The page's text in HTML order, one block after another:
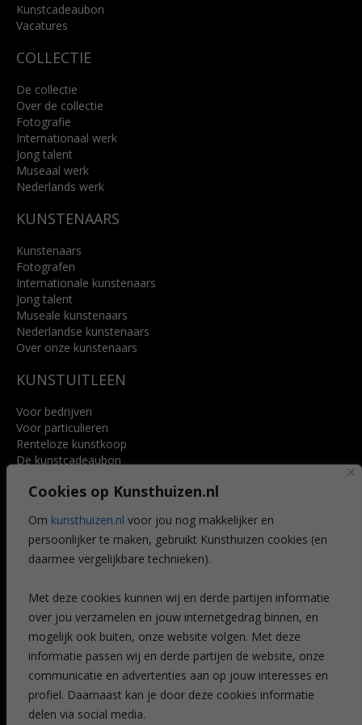
Cookies op Kunsthuizen.nl
Om kunsthuizen.nl voor jou nog makkelijker en
persoonlijker te maken, gebruikt Kunsthuizen cookies (en
daarmee vergelijkbare technieken).
Met deze cookies kunnen wij en derde partijen informatie
over jou verzamelen en jouw internetgedrag binnen, en
mogelijk ook buiten, onze website volgen. Met deze
informatie passen wij en derde partijen de website, onze
communicatie en advertenties aan op jouw interesses en
profiel. Daarnaast kan je door deze cookies informatie
delen via social media.
Lees meer
Kunstcadeaubon
Vacatures
COLLECTIE
De collectie
Over de collectie
Fotografie
Internationaal werk
Jong talent
Museaal werk
Nederlands werk
KUNSTENAARS
Kunstenaars
Fotografen
Internationale kunstenaars
Jong talent
Museale kunstenaars
Nederlandse kunstenaars
Over onze kunstenaars
KUNSTUITLEEN
Voor bedrijven
Voor particulieren
Renteloze kunstkoop
De kunstcadeaubon
Voordelen
Veelgestelde vragen
CONTACT
Leiden
Amsterdam
Breda
Favorieten
Mijn art alert
NIEUWSBRIEF